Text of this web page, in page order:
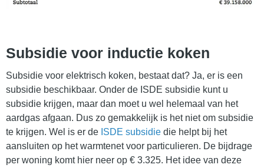
Subsidie voor inductie koken
Subsidie voor elektrisch koken, bestaat dat? Ja, er is een
subsidie beschikbaar. Onder de ISDE subsidie kunt u
subsidie krijgen, maar dan moet u wel helemaal van het
aardgas afgaan. Dus zo gemakkelijk is het niet om subsidie
te krijgen. Wel is er de ISDE subsidie die helpt bij het
aansluiten op het warmtenet voor particulieren. De bijdrage
per woning komt hier neer op € 3.325. Het idee van deze